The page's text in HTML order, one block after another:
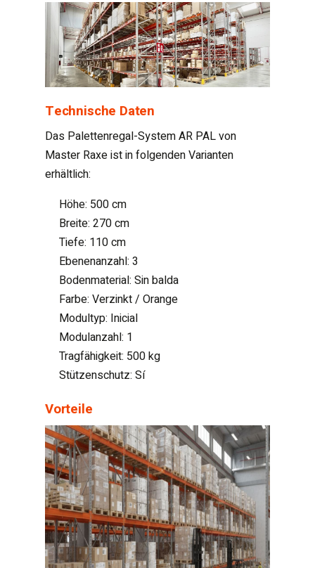
Technische Daten
Das Palettenregal-System AR PAL von
Master Raxe ist in folgenden Varianten
erhältlich:
Höhe: 500 cm
Breite: 270 cm
Tiefe: 110 cm
Ebenenanzahl: 3
Bodenmaterial: Sin balda
Farbe: Verzinkt / Orange
Modultyp: Inicial
Modulanzahl: 1
Tragfähigkeit: 500 kg
Stützenschutz: Sí
Vorteile